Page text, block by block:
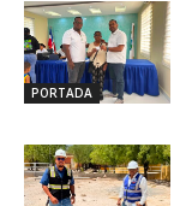
PORTADA